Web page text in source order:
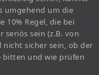
umgehend um die
10% Regel, die bei
sein (z.B. von
sicher sein, ob der
bitten und wie prüfen